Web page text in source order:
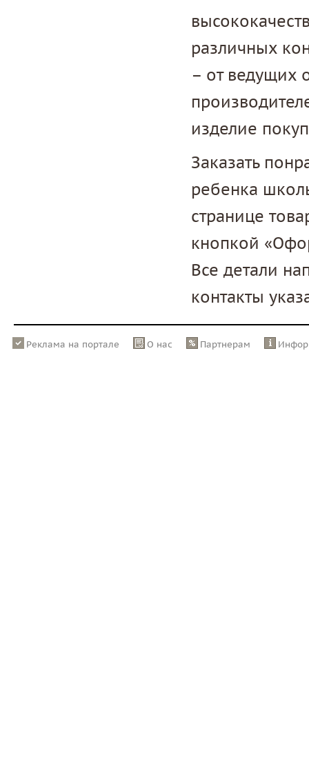
различных
– от ведущих
изделие
Заказать
ребенка
странице
кнопкой
Все детали
контакты
Реклама на портале О нас Партнерам